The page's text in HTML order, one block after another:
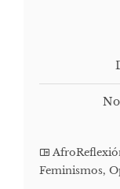
Feminismos,